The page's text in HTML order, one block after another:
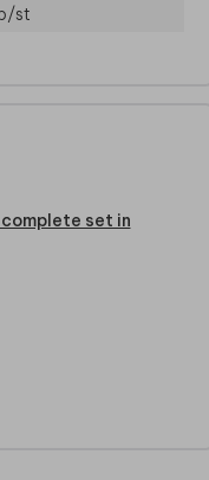
st
complete set in
omhoog